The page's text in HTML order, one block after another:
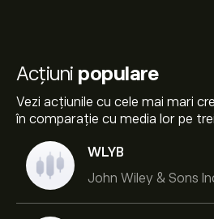
Acțiuni populare
Vezi acțiunile cu cele mai mari
în comparație cu media lor pe
WLYB
John Wiley & Sons